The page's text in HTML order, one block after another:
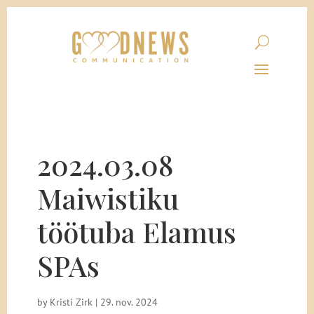
2024.03.08
Maiwistiku
töötuba Elamus
SPAs
by Kristi Zirk| 29. nov. 2024